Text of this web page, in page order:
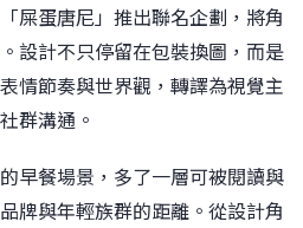
屎蛋唐尼」推出聯名企劃，將角
設計不只停留在包裝換圖，而是
情節奏與世界觀，轉譯為視覺主
群溝通。
早餐場景，多了一層可被閱讀與
牌與年輕族群的距離。從設計角